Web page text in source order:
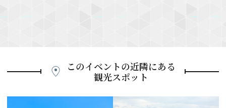
このイベントの近隣にある
観光スポット